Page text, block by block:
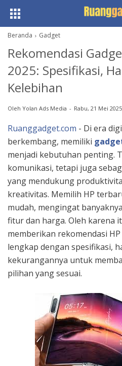
Beranda Gadget
Rekomendasi
2025: Spesifikasi,
Kelebihan
Oleh Yolan Ads Media Rabu, 21 Mei 2025
Ruanggadget.com - Di era
berkembang, memiliki
menjadi kebutuhan penting.
komunikasi, tetapi juga
yang mendukung
kreativitas. Memilih HP
mudah, mengingat
fitur dan harga. Oleh karena
memberikan rekomendasi
lengkap dengan spesifikasi,
kekurangannya untuk
pilihan yang sesuai.